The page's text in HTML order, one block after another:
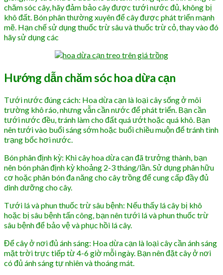
chăm sóc cây, hãy đảm bảo cây được tưới nước đủ, không bị
khô đất. Bón phân thường xuyên để cây được phát triển mạnh
mẽ. Hạn chế sử dụng thuốc trừ sâu và thuốc trừ cỏ, thay vào đó
hãy sử dụng các
Hướng dẫn chăm sóc hoa dừa cạn
Tưới nước đúng cách: Hoa dừa cạn là loại cây sống ở môi
trường khô ráo, nhưng vẫn cần nước để phát triển. Bạn cần
tưới nước đều, tránh làm cho đất quá ướt hoặc quá khô. Bạn
nên tưới vào buổi sáng sớm hoặc buổi chiều muộn để tránh tình
trạng bốc hơi nước.
Bón phân định kỳ: Khi cây hoa dừa cạn đã trưởng thành, bạn
nên bón phân định kỳ khoảng 2-3 tháng/lần. Sử dụng phân hữu
cơ hoặc phân bón đa năng cho cây trồng để cung cấp đầy đủ
dinh dưỡng cho cây.
Tưới lá và phun thuốc trừ sâu bệnh: Nếu thấy lá cây bị khô
hoặc bị sâu bệnh tấn công, bạn nên tưới lá và phun thuốc trừ
sâu bệnh để bảo vệ và phục hồi lá cây.
Để cây ở nơi đủ ánh sáng: Hoa dừa cạn là loại cây cần ánh sáng
mặt trời trực tiếp từ 4-6 giờ mỗi ngày. Bạn nên đặt cây ở nơi
có đủ ánh sáng tự nhiên và thoáng mát.